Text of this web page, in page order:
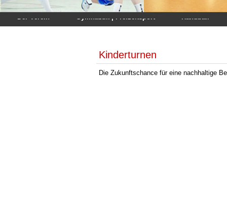
Der Verein Gymnastik | Freizeitsport Handball
Kinderturnen
Die Zukunftschance für eine nachhaltige